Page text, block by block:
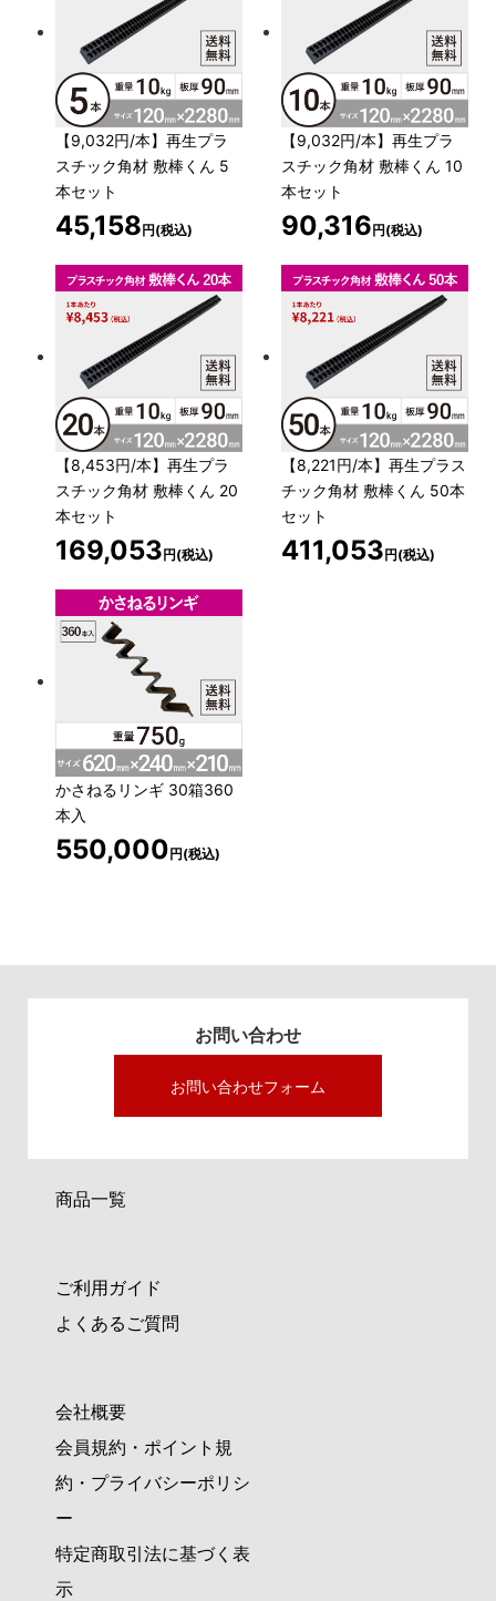
【9,032円/本】再生プラ
スチック角材 敷棒くん 5
本セット
45,158円(税込)
【9,032円/本】再生プラ
スチック角材 敷棒くん 10
本セット
90,316円(税込)
【8,453円/本】再生プラ
スチック角材 敷棒くん 20
本セット
169,053円(税込)
【8,221円/本】再生プラス
チック角材 敷棒くん 50本
セット
411,053円(税込)
かさねるリンギ 30箱360
本入
550,000円(税込)
お問い合わせ
お問い合わせフォーム
商品一覧
ご利用ガイド
よくあるご質問
会社概要
会員規約・ポイント規
約・プライバシーポリシ
ー
特定商取引法に基づく表
示